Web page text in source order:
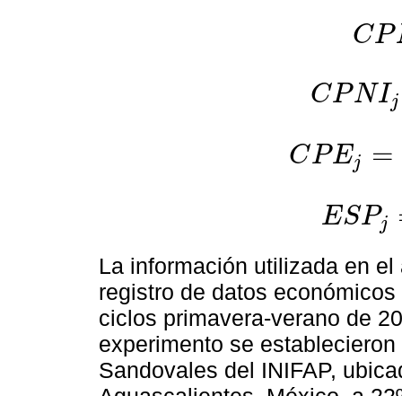
CP
CPNP
CPNIj
CPNIj Bj Fj
CPEj =
CPEj= Aj- Bj Ej- F
ESPj
ESPj= LjA
La información utilizada en
registro de datos
ciclos primavera-verano de
experimento se
Sandovales del INIFAP,